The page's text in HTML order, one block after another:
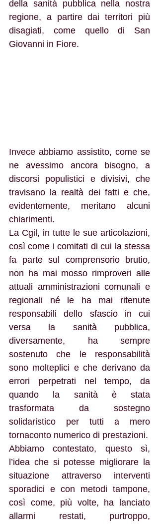
della sanità pubblica nella nostra
regione, a partire dai territori più
disagiati, come quello di San
Giovanni in Fiore.
Invece abbiamo assistito, come se
ne avessimo ancora bisogno, a
discorsi populistici e divisivi, che
travisano la realtà dei fatti e che,
evidentemente, meritano alcuni
chiarimenti.
La Cgil, in tutte le sue articolazioni,
così come i comitati di cui la stessa
fa parte sul comprensorio brutio,
non ha mai mosso rimproveri alle
attuali amministrazioni comunali e
regionali né le ha mai ritenute
responsabili dello sfascio in cui
versa la sanità pubblica,
diversamente, ha sempre
sostenuto che le responsabilità
sono molteplici e che derivano da
errori perpetrati nel tempo, da
quando la sanità è stata
trasformata da sostegno
solidaristico per tutti a mero
tornaconto numerico di prestazioni.
Abbiamo contestato, questo sì,
l’idea che si potesse migliorare la
situazione attraverso interventi
sporadici e con metodi tampone,
così come, più volte, ha lanciato
allarmi restati, purtroppo,